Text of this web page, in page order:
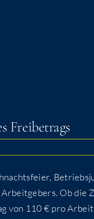
Freibetrags
Ob die
von 110 € pro